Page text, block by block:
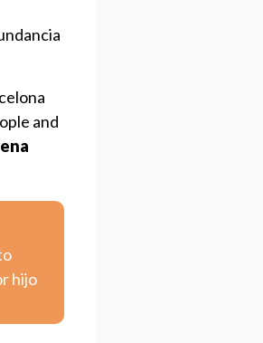
and
hijo